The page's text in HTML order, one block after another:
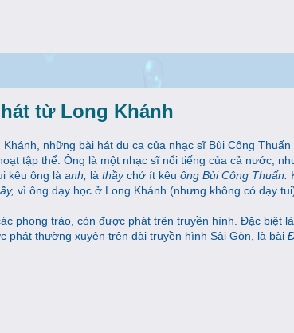
từ Long Khánh
những bài hát du ca của nhạc sĩ Bùi Công
tập thể. Ông là một nhạc sĩ nổi tiếng của cả nước,
kêu ông là anh, là thầychớ ít kêu ông Bùi Công Thuấn.
vì ông dạy học ở Long Khánh (nhưng không có dạy
phong trào, còn được phát trên truyền hình. Đặc biệt
phát thường xuyên trên đài truyền hình Sài Gòn, là bài